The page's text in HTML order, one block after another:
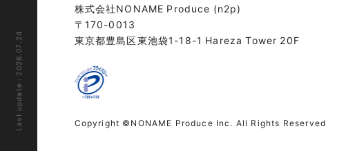
Last update : 2026.07.24
株式会社NONAME Produce (n2p)
〒170-0013
東京都豊島区東池袋1-18-1 Hareza Tower 20F
Copyright ©NONAME Produce Inc. All Rights Reserved